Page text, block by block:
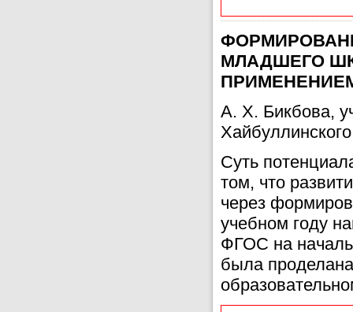
МЛАДШЕГО
А. Х. Бикбова,
Суть
том, что
через
учебном году
ФГОС на
была